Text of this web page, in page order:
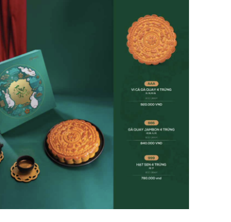
ADD TO CART